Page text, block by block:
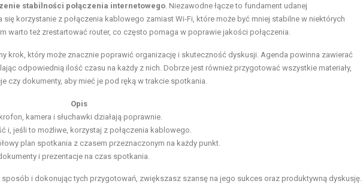
stabilności połączenia internetowego . Niezawodne łącze to fundament udanej
korzystanie z połączenia kablowego zamiast Wi-Fi, które może być mniej stabilne w niektórych
warto też zrestartować router, co często pomaga w poprawie jakości połączenia.
krok, który może znacznie poprawić organizację i skuteczność dyskusji. Agenda powinna zawierać
odpowiednią ilość czasu na każdy z nich. Dobrze jest również przygotować wszystkie materiały,
czy dokumenty, aby mieć je pod ręką w trakcie spotkania.
Opis
kamera i słuchawki działają poprawnie.
i, jeśli to możliwe, korzystaj z połączenia kablowego.
plan spotkania z czasem przeznaczonym na każdy punkt.
i prezentacje na czas spotkania.
i dokonując tych przygotowań, zwiększasz szansę na jego sukces oraz produktywną dyskusję.